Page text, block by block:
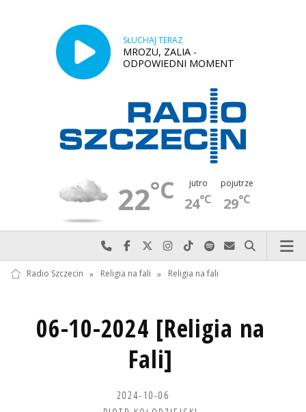
SŁUCHAJ TERAZ
MROZU, ZALIA -
ODPOWIEDNI MOMENT
22°C jutro
24°C
pojutrze
29°C
Najlepiej po prostu do nas zadzwoń
Odwiedź nas na Facebook-u
Odwiedź nas na X
Odwiedź nas na Instagram-ie
Odwiedź nas na TikTok-u
Szukaj nas na Spotify
Wyślij do nas
Szukaj
Radio Szczecin » Religia na fali » Religia na fali
06-10-2024 [Religia na
Fali]
2024-10-06